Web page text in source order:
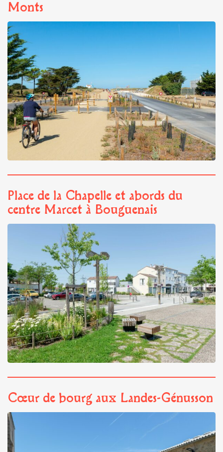
Monts
Place de la Chapelle et abords du
centre Marcet à Bouguenais
Cœur de bourg aux Landes-Génusson